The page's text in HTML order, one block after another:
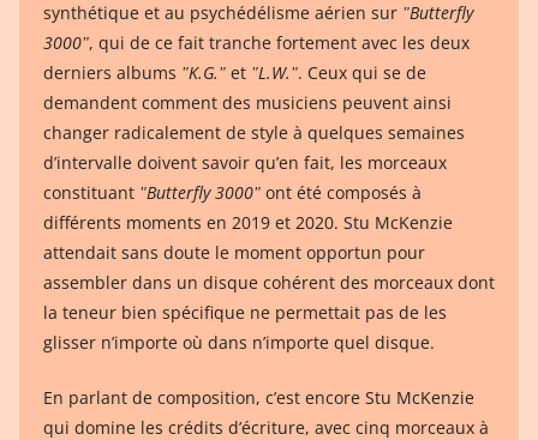
synthétique et au psychédélisme aérien sur ʺButterfly
3000ʺ, qui de ce fait tranche fortement avec les deux
derniers albums ʺK.G.ʺ et ʺL.W.ʺ. Ceux qui se de
demandent comment des musiciens peuvent ainsi
changer radicalement de style à quelques semaines
d’intervalle doivent savoir qu’en fait, les morceaux
constituant ʺButterfly 3000ʺ ont été composés à
différents moments en 2019 et 2020. Stu McKenzie
attendait sans doute le moment opportun pour
assembler dans un disque cohérent des morceaux dont
la teneur bien spécifique ne permettait pas de les
glisser n’importe où dans n’importe quel disque.
En parlant de composition, c’est encore Stu McKenzie
qui domine les crédits d’écriture, avec cinq morceaux à